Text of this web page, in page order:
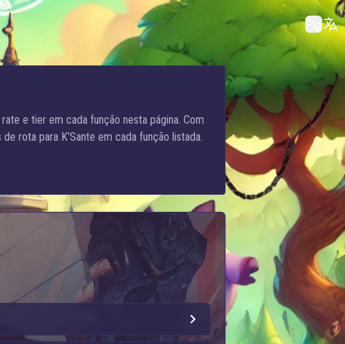
e tier em cada função nesta página. Com
rota para K'Sante em cada função listada.